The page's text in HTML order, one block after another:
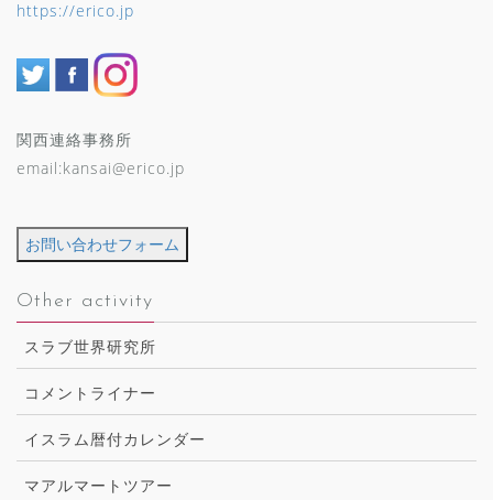
https://erico.jp
関西連絡事務所
email:kansai@erico.jp
お問い合わせフォーム
Other activity
スラブ世界研究所
コメントライナー
イスラム暦付カレンダー
マアルマートツアー